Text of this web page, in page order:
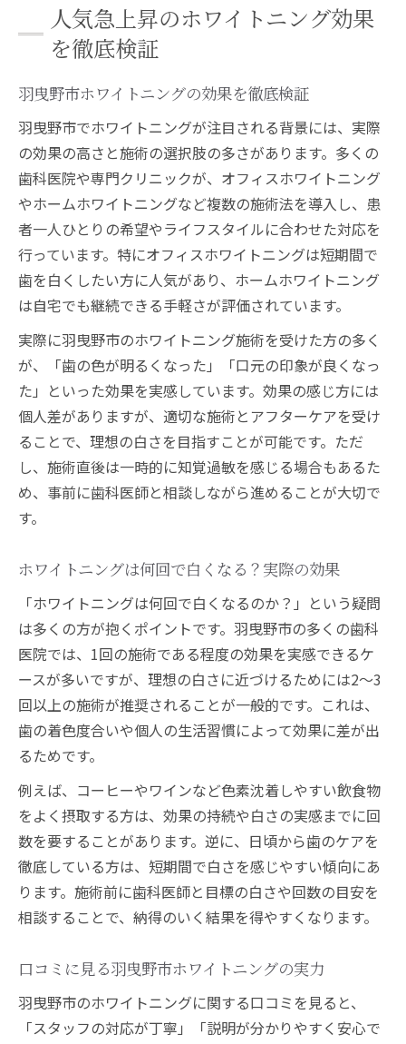
人気急上昇のホワイトニング効果
を徹底検証
羽曳野市ホワイトニングの効果を徹底検証
羽曳野市でホワイトニングが注目される背景には、実際
の効果の高さと施術の選択肢の多さがあります。多くの
歯科医院や専門クリニックが、オフィスホワイトニング
やホームホワイトニングなど複数の施術法を導入し、患
者一人ひとりの希望やライフスタイルに合わせた対応を
行っています。特にオフィスホワイトニングは短期間で
歯を白くしたい方に人気があり、ホームホワイトニング
は自宅でも継続できる手軽さが評価されています。
実際に羽曳野市のホワイトニング施術を受けた方の多く
が、「歯の色が明るくなった」「口元の印象が良くなっ
た」といった効果を実感しています。効果の感じ方には
個人差がありますが、適切な施術とアフターケアを受け
ることで、理想の白さを目指すことが可能です。ただ
し、施術直後は一時的に知覚過敏を感じる場合もあるた
め、事前に歯科医師と相談しながら進めることが大切で
す。
ホワイトニングは何回で白くなる？実際の効果
「ホワイトニングは何回で白くなるのか？」という疑問
は多くの方が抱くポイントです。羽曳野市の多くの歯科
医院では、1回の施術である程度の効果を実感できるケ
ースが多いですが、理想の白さに近づけるためには2～3
回以上の施術が推奨されることが一般的です。これは、
歯の着色度合いや個人の生活習慣によって効果に差が出
るためです。
例えば、コーヒーやワインなど色素沈着しやすい飲食物
をよく摂取する方は、効果の持続や白さの実感までに回
数を要することがあります。逆に、日頃から歯のケアを
徹底している方は、短期間で白さを感じやすい傾向にあ
ります。施術前に歯科医師と目標の白さや回数の目安を
相談することで、納得のいく結果を得やすくなります。
口コミに見る羽曳野市ホワイトニングの実力
羽曳野市のホワイトニングに関する口コミを見ると、
「スタッフの対応が丁寧」「説明が分かりやすく安心で